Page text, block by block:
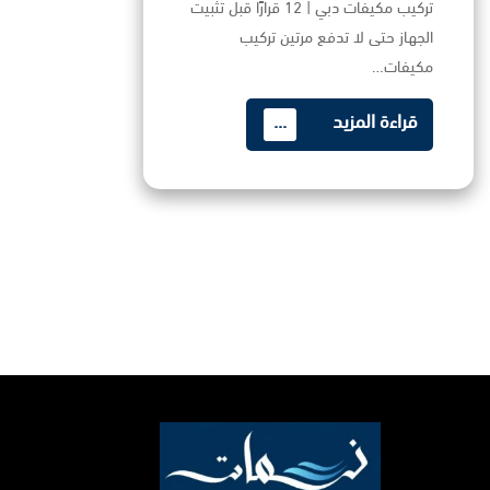
تركيب مكيفات دبي | 12 قرارًا قبل تثبيت
الجهاز حتى لا تدفع مرتين تركيب
مكيفات…
قراءة المزيد ...